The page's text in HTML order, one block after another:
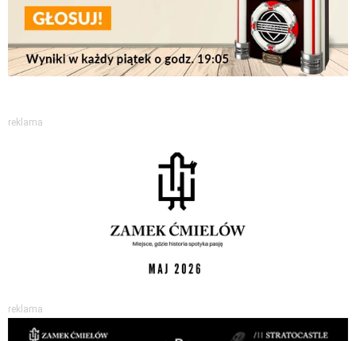
reklama
reklama